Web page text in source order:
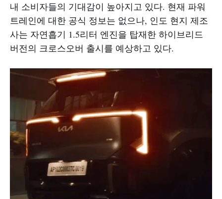
내 소비자들의 기대감이 높아지고 있다. 현재 파워
트레인에 대한 공식 정보는 없으나, 인도 현지 제조
사는 자연흡기 1.5리터 엔진을 탑재한 하이브리드
버전의 크로스오버 출시를 예상하고 있다.